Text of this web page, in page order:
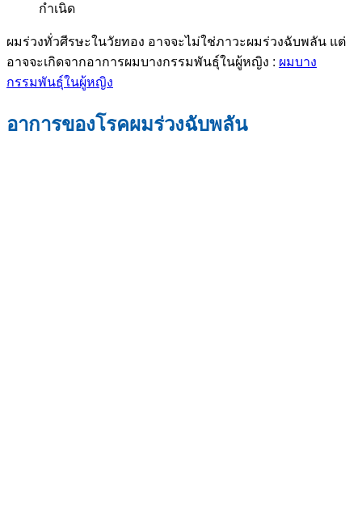
กำเนิด
ผมร่วงทั่วศีรษะในวัยทอง อาจจะไม่ใช่ภาวะผมร่วงฉับพลัน แต่
อาจจะเกิดจากอาการผมบางกรรมพันธุ์ในผู้หญิง : ผมบาง
กรรมพันธุ์ในผู้หญิง
อาการของโรคผมร่วงฉับพลัน